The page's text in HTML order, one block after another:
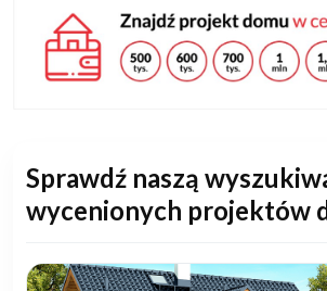
Sprawdź naszą
wycenionych projektów